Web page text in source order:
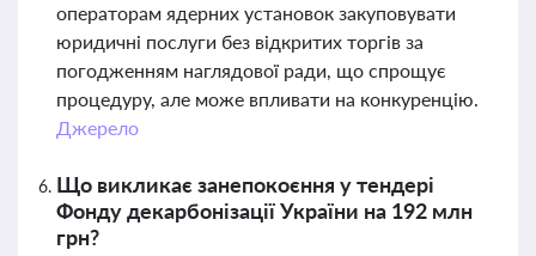
операторам ядерних установок закуповувати
юридичні послуги без відкритих торгів за
погодженням наглядової ради, що спрощує
процедуру, але може впливати на конкуренцію.
Джерело
Що викликає занепокоєння у тендері
Фонду декарбонізації України на 192 млн
грн?